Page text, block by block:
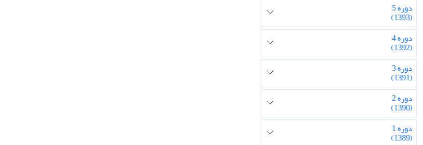
دوره 5
(1393)
دوره 4
(1392)
دوره 3
(1391)
دوره 2
(1390)
دوره 1
(1389)